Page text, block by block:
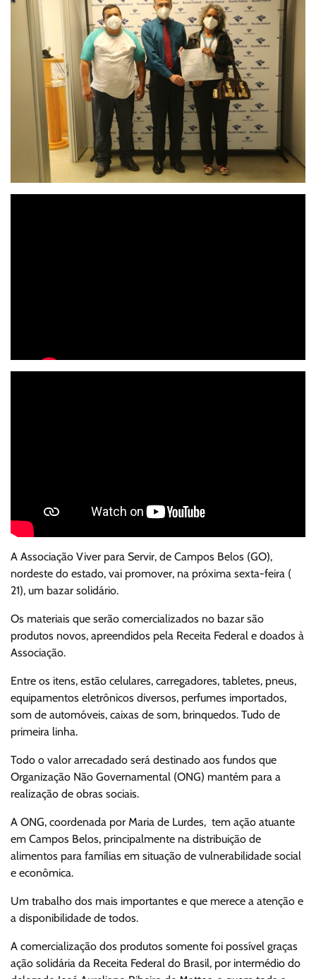
A Associação Viver para Servir, de Campos Belos (GO),
nordeste do estado, vai promover, na próxima sexta-feira (
21), um bazar solidário.
Os materiais que serão comercializados no bazar são
produtos novos, apreendidos pela Receita Federal e doados à
Associação.
Entre os itens, estão celulares, carregadores, tabletes, pneus,
equipamentos eletrônicos diversos, perfumes importados,
som de automóveis, caixas de som, brinquedos. Tudo de
primeira linha.
Todo o valor arrecadado será destinado aos fundos que
Organização Não Governamental (ONG) mantém para a
realização de obras sociais.
A ONG, coordenada por Maria de Lurdes, tem ação atuante
em Campos Belos, principalmente na distribuição de
alimentos para famílias em situação de vulnerabilidade social
e econômica.
Um trabalho dos mais importantes e que merece a atenção e
a disponibilidade de todos.
A comercialização dos produtos somente foi possível graças
ação solidária da Receita Federal do Brasil, por intermédio do